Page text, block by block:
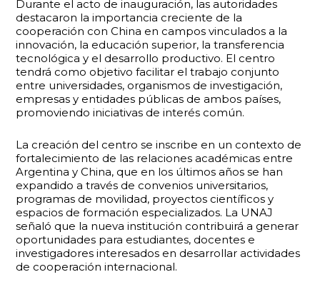
Durante el acto de inauguración, las autoridades
destacaron la importancia creciente de la
cooperación con China en campos vinculados a la
innovación, la educación superior, la transferencia
tecnológica y el desarrollo productivo. El centro
tendrá como objetivo facilitar el trabajo conjunto
entre universidades, organismos de investigación,
empresas y entidades públicas de ambos países,
promoviendo iniciativas de interés común.
La creación del centro se inscribe en un contexto de
fortalecimiento de las relaciones académicas entre
Argentina y China, que en los últimos años se han
expandido a través de convenios universitarios,
programas de movilidad, proyectos científicos y
espacios de formación especializados. La UNAJ
señaló que la nueva institución contribuirá a generar
oportunidades para estudiantes, docentes e
investigadores interesados en desarrollar actividades
de cooperación internacional.